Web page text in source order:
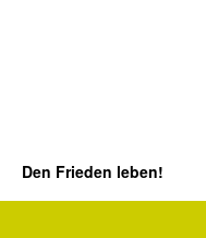
Den Frieden leben!